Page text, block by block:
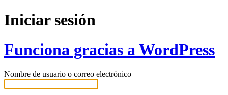
Iniciar sesión
Funciona gracias a WordPress
Nombre de usuario o correo electrónico